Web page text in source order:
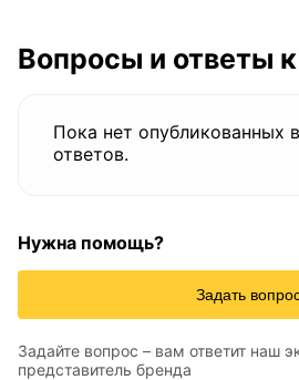
Вопросы и ответы
Пока нет опубликованных
ответов.
Нужна помощь?
Задать
Задайте вопрос – вам ответит наш
представитель бренда